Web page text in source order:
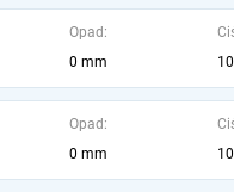
Opad:
0 mm
Opad:
0 mm